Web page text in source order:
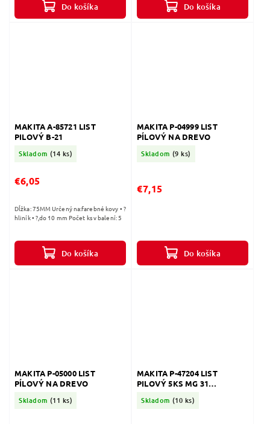
Do košíka Do košíka
MAKITA A-85721 LIST
PILOVÝ B-21
Skladom (14 ks)
€6,05
Do košíka
Dĺžka: 75MM Určený na:farebné kovy • ?
hliník • ?,do 10 mm Počet ks v balení: 5
MAKITA P-04999 LIST
PÍLOVÝ NA DREVO
Skladom (9 ks)
€7,15
Do košíka
MAKITA P-05000 LIST
PÍLOVÝ NA DREVO
Skladom (11 ks)
MAKITA P-47204 LIST
PILOVÝ 5KS MG 31
Skladom (10 ks)